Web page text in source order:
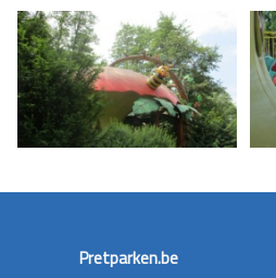
Pretparken.be